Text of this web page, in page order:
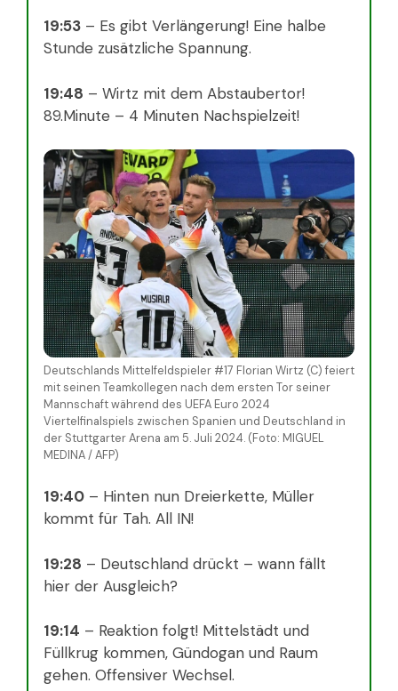
19:53 – Es gibt Verlängerung! Eine halbe
Stunde zusätzliche Spannung.
19:48 – Wirtz mit dem Abstaubertor!
89.Minute – 4 Minuten Nachspielzeit!
Deutschlands Mittelfeldspieler #17 Florian Wirtz (C) feiert
mit seinen Teamkollegen nach dem ersten Tor seiner
Mannschaft während des UEFA Euro 2024
Viertelfinalspiels zwischen Spanien und Deutschland in
der Stuttgarter Arena am 5. Juli 2024. (Foto: MIGUEL
MEDINA / AFP)
19:40 – Hinten nun Dreierkette, Müller
kommt für Tah. All IN!
19:28 – Deutschland drückt – wann fällt
hier der Ausgleich?
19:14 – Reaktion folgt! Mittelstädt und
Füllkrug kommen, Gündogan und Raum
gehen. Offensiver Wechsel.